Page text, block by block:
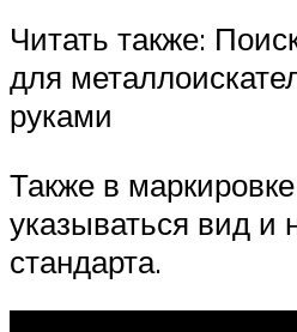
Читать также:
для
руками
Также в
указываться вид и
стандарта.